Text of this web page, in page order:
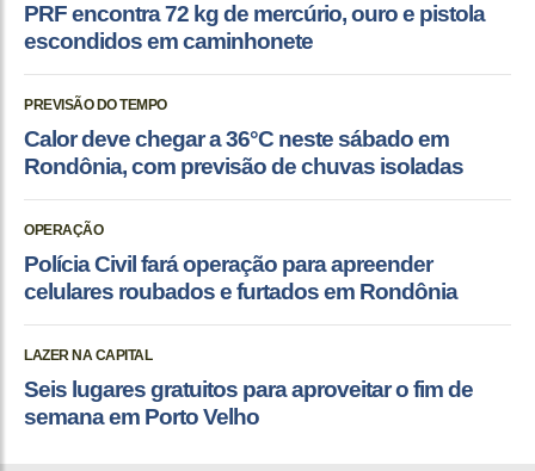
PRF encontra 72 kg de mercúrio, ouro e pistola
escondidos em caminhonete
PREVISÃO DO TEMPO
Calor deve chegar a 36°C neste sábado em
Rondônia, com previsão de chuvas isoladas
OPERAÇÃO
Polícia Civil fará operação para apreender
celulares roubados e furtados em Rondônia
LAZER NA CAPITAL
Seis lugares gratuitos para aproveitar o fim de
semana em Porto Velho